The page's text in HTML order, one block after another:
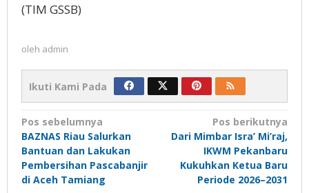
(TIM GSSB)
oleh admin
Ikuti Kami Pada
Navigasi
pos
Pos sebelumnya
BAZNAS Riau Salurkan
Bantuan dan Lakukan
Pembersihan Pascabanjir
di Aceh Tamiang
Pos berikutnya
Dari Mimbar Isra’ Mi’raj,
IKWM Pekanbaru
Kukuhkan Ketua Baru
Periode 2026–2031